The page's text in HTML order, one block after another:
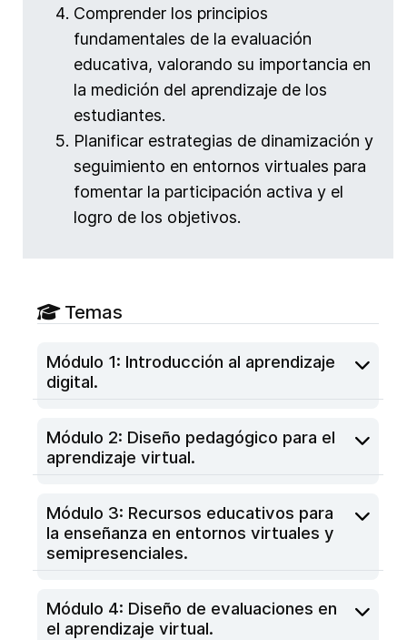
Comprender los principios
fundamentales de la evaluación
educativa, valorando su importancia en
la medición del aprendizaje de los
estudiantes.
Planificar estrategias de dinamización y
seguimiento en entornos virtuales para
fomentar la participación activa y el
logro de los objetivos.
Temas
Módulo 1: Introducción al aprendizaje
digital.
Módulo 2: Diseño pedagógico para el
aprendizaje virtual.
Módulo 3: Recursos educativos para
la enseñanza en entornos virtuales y
semipresenciales.
Módulo 4: Diseño de evaluaciones en
el aprendizaje virtual.